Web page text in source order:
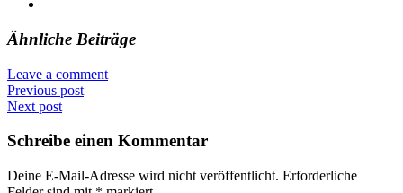
Ähnliche Beiträge
Leave a comment
Previous post
Next post
Schreibe einen Kommentar
Deine E-Mail-Adresse wird nicht veröffentlicht. Erforderliche